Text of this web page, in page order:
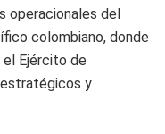
operacionales del
colombiano, donde
Ejército de
y